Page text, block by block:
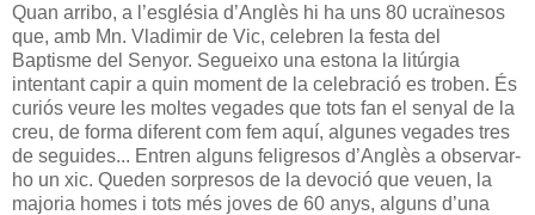
Quan arribo, a l’església d’Anglès hi ha uns 80 ucraïnesos
que, amb Mn. Vladimir de Vic, celebren la festa del
Baptisme del Senyor. Segueixo una estona la litúrgia
intentant capir a quin moment de la celebració es troben. És
curiós veure les moltes vegades que tots fan el senyal de la
creu, de forma diferent com fem aquí, algunes vegades tres
de seguides... Entren alguns feligresos d’Anglès a observar-
ho un xic. Queden sorpresos de la devoció que veuen, la
majoria homes i tots més joves de 60 anys, alguns d’una